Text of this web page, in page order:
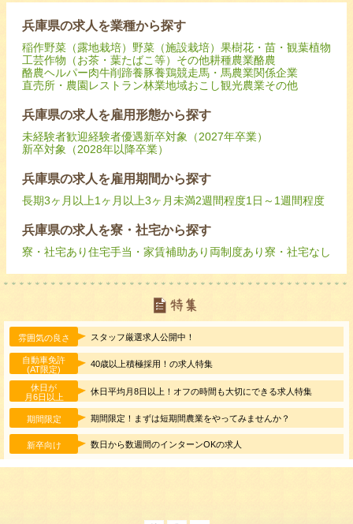
兵庫県の求人を業種から探す
稲作野菜（露地栽培） 野菜（施設栽培） 果樹花・苗・観葉植物
工芸作物（お茶・葉たばこ等） その他耕種農業酪農
酪農ヘルパー肉牛削蹄養豚養鶏競走馬・馬農業関係企業
直売所・農園レストラン林業地域おこし観光農業その他
兵庫県の求人を雇用形態から探す
未経験者歓迎経験者優遇新卒対象（2027年卒業）
新卒対象（2028年以降卒業）
兵庫県の求人を雇用期間から探す
長期3ヶ月以上1ヶ月以上3ヶ月未満2週間程度1日～1週間程度
兵庫県の求人を寮・社宅から探す
寮・社宅あり住宅手当・家賃補助あり 両制度あり寮・社宅なし
雰囲気の良さ スタッフ厳選求人公開中！
自動車免許
(AT限定)
40歳以上積極採用！の求人特集
休日が
月6日以上
休日平均月8日以上！オフの時間も大切にできる求人特集
期間限定 期間限定！まずは短期間農業をやってみませんか？
新卒向け 数日から数週間のインターンOKの求人